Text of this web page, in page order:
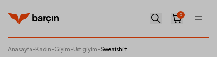
0
Anasayfa-Kadın-Giyim-Üst giyim-Sweatshirt